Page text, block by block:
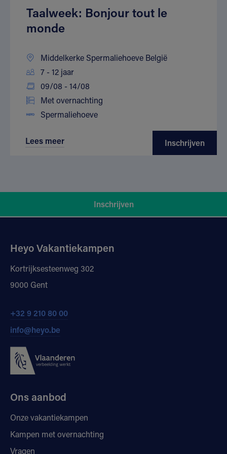
Taalweek: Bonjour tout le
monde
Middelkerke Spermaliehoeve België
7 - 12 jaar
09/08 - 14/08
Met overnachting
Spermaliehoeve
Lees meer Inschrijven
Inschrijven
Heyo Vakantiekampen
Kortrijksesteenweg 302
9000 Gent
+32 9 210 80 00
info@heyo.be
Ons aanbod
Onze vakantiekampen
Kampen met overnachting
Vragen